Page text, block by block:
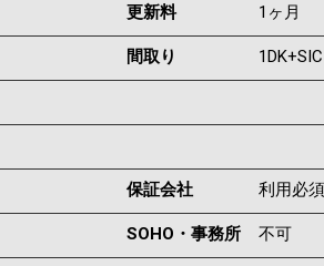
更新料 1ヶ月
間取り 1DK+SIC
保証会社 利用必須
SOHO・事務所 不可